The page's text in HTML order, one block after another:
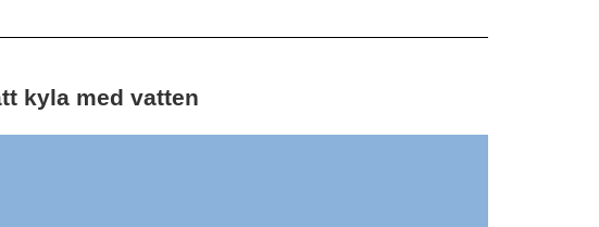
kyla med vatten